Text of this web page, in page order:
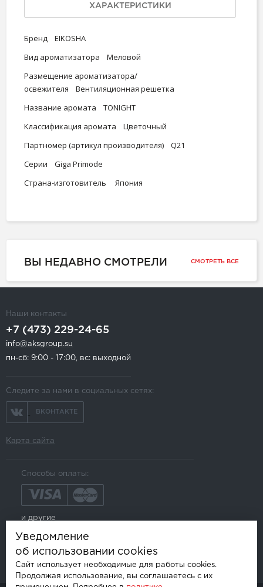
ХАРАКТЕРИСТИКИ
Бренд EIKOSHA
Вид ароматизатора Меловой
Размещение ароматизатора/
освежителя Вентиляционная решетка
Название аромата TONIGHT
Классификация аромата Цветочный
Партномер (артикул производителя) Q21
Серии Giga Primode
Страна-изготовитель Япония
ВЫ НЕДАВНО СМОТРЕЛИ СМОТРЕТЬ ВСЕ
Наши контакты
+7 (473) 229-24-65
info@aksgroup.su
пн-сб: 9:00 - 17:00, вс: выходной
Следите за нами в социальных сетях:
ВКОНТАКТЕ
Карта сайта
Способы оплаты:
и другие
Уведомление
об использовании cookies
Сайт использует необходимые для работы cookies.
Продолжая использование, вы соглашаетесь с их